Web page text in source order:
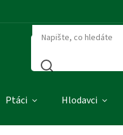
Ptáci Hlodavci